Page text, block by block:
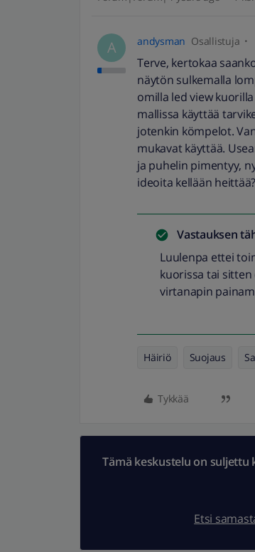
A andysman Osallistuja
Terve, kertokaa
näytön sulkemalla
omilla led view
mallissa käyttää
jotenkin kömpelot.
mukavat käyttää.
ja puhelin pimentyy,
ideoita kellään heittää?
Vastauksen
Luulenpa ettei
kuorissa tai
virtanapin
Häiriö Suojaus
Tykkää
Tämä keskustelu on suljettu
Etsi